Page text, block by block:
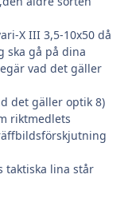
X III 3,5-10x50 då
ska gå på dina
vad det gäller
det gäller optik 8)
riktmedlets
taktiska lina står